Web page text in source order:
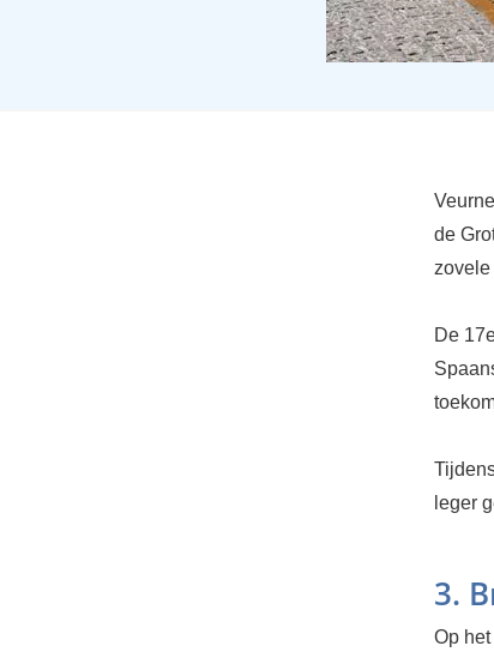
de
De
leger
3.
Op